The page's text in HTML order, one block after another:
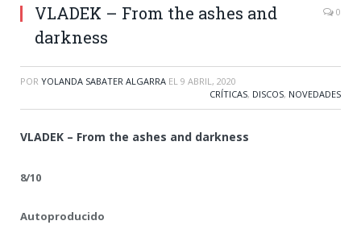
VLADEK – From the ashes and
darkness
0
POR YOLANDA SABATER ALGARRA EL 9 ABRIL, 2020
CRÍTICAS, DISCOS, NOVEDADES
VLADEK – From the ashes and darkness
8/10
Autoproducido